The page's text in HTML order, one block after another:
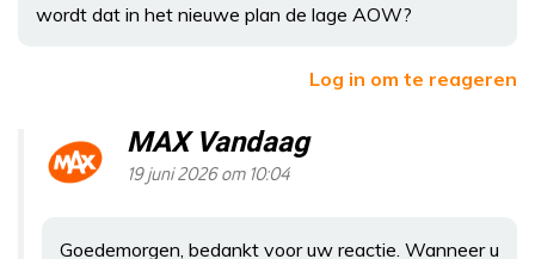
wordt dat in het nieuwe plan de lage AOW?
Log in om te reageren
MAX Vandaag
19 juni 2026 om 10:04
Goedemorgen, bedankt voor uw reactie. Wanneer u